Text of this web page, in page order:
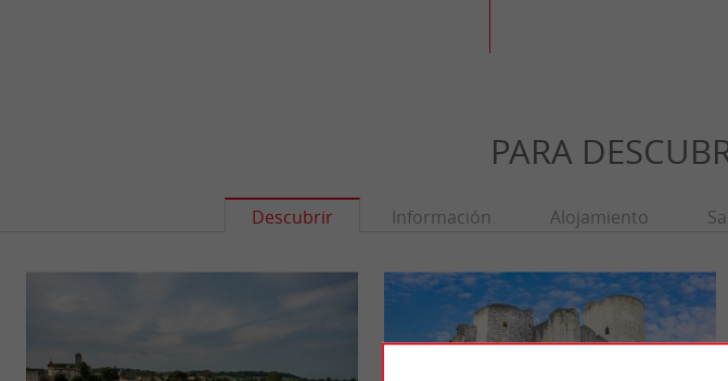
PARA
Descubrir Información Alojamiento